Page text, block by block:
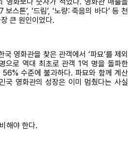
보스톤’, ‘드림’, ‘노량: 죽음의 바다’ 등 천
큰 원인이었다.
영화관을 찾은 관객에서 ‘파묘’를 제외
로 역대 최초로 관객 1억 명을 돌파한
수준에 불과하다. 파묘와 함께 계산
국 영화관의 성장은 이미 멈췄다는 사실
해야 한다.